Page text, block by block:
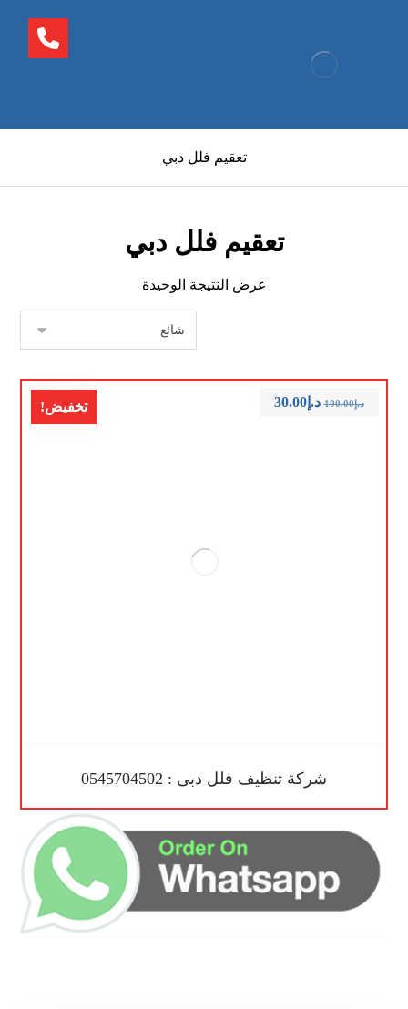
تعقيم فلل دبي
تعقيم فلل دبي
عرض النتيجة الوحيدة
تخفيض!
شركة تنظيف فلل دبى : 0545704502
د.إ100.00 د.إ30.00